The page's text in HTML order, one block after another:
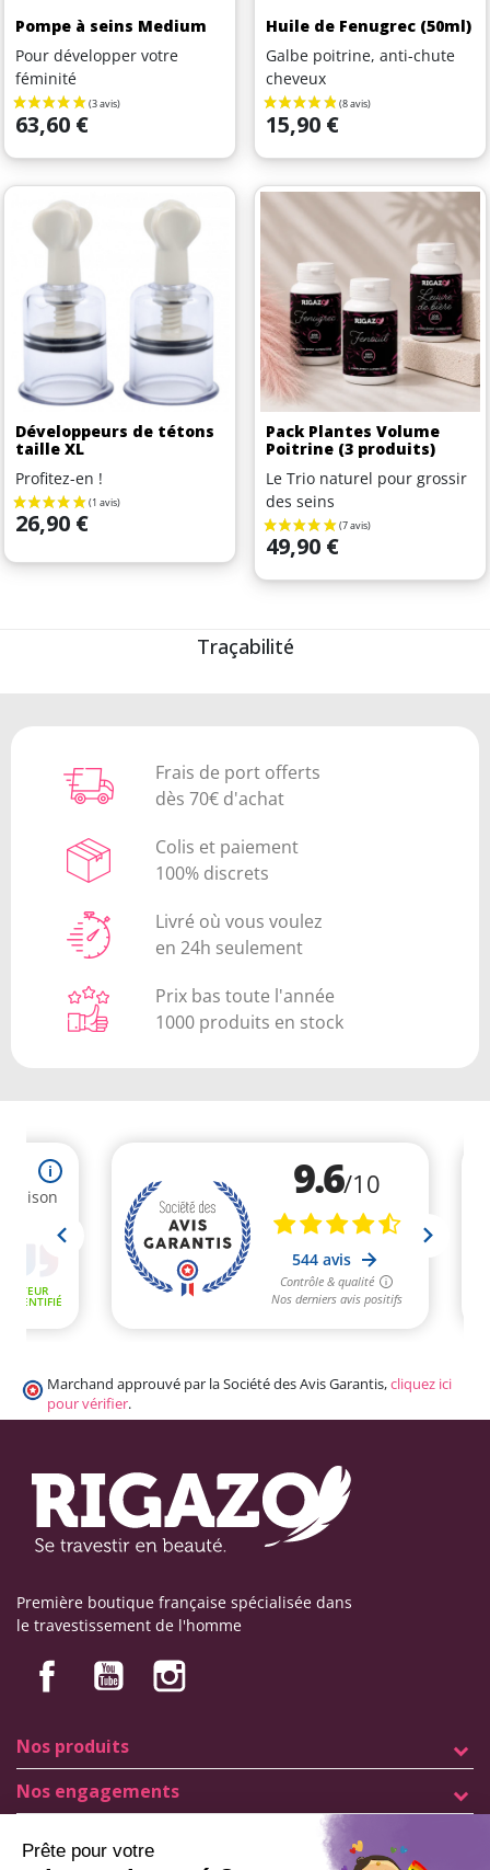
Pompe à seins Medium
Pour développer votre
féminité
Prix
63,60 €
Huile de Fenugrec (50ml)
Galbe poitrine, anti-chute
cheveux
Prix
15,90 €
Développeurs de tétons
taille XL
Profitez-en !
Prix
26,90 €
Pack Plantes Volume
Poitrine (3 produits)
Le Trio naturel pour grossir
des seins
Prix
49,90 €
Traçabilité
Frais de port offerts
dès 70€ d'achat
Colis et paiement
100% discrets
Livré où vous voulez
en 24h seulement
Prix bas toute l'année
1000 produits en stock
Marchand approuvé par la Société des Avis Garantis,cliquez ici
pour vérifier.
Première boutique française spécialisée dans
le travestissement de l'homme
Nos produits
Nos engagements